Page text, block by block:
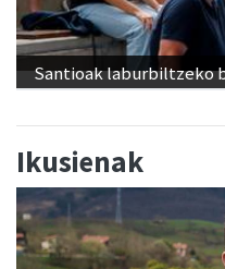
Santioak laburbiltzeko
Ikusienak